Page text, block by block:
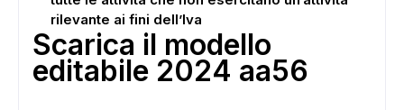
rilevante ai fini dell’Iva
Scarica il modello
editabile 2024 aa56